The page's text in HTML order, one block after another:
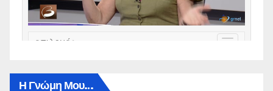
Η Γνώμη Μου…